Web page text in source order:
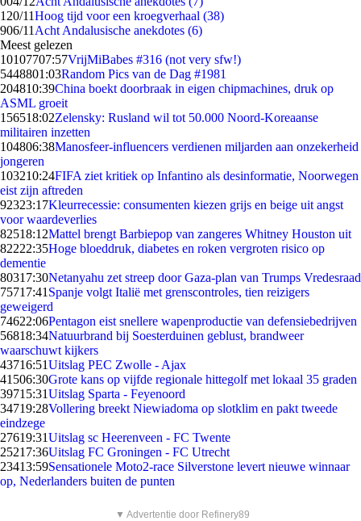
1 20/11Hoog tijd voor een kroegverhaal (38)
906/11 Acht Andalusische anekdotes (6)
Meest gelezen
10107707:57VrijMiBabes #316 (not very sfw!)
5448801:03Random Pics van de Dag #1981
204810:39China boekt doorbraak in eigen chipmachines, druk op
ASML groeit
156518:02Zelensky: Rusland wil tot 50.000 Noord-Koreaanse
militairen inzetten
104806:38Manosfeer-influencers verdienen miljarden aan onzekerheid
jongeren
103210:24FIFA ziet kritiek op Infantino als desinformatie, Noorwegen
eist zijn aftreden
92323:17Kleurrecessie: consumenten kiezen grijs en beige uit angst
voor waardeverlies
82518:12Mattel brengt Barbiepop van zangeres Whitney Houston uit
82222:35Hoge bloeddruk, diabetes en roken vergroten risico op
dementie
80317:30Netanyahu zet streep door Gaza-plan van Trumps Vredesraad
75717:41 Spanje volgt Italië met grenscontroles, tien reizigers
geweigerd
74622:06Pentagon eist snellere wapenproductie van defensiebedrijven
56818:34Natuurbrand bij Soesterduinen geblust, brandweer
waarschuwt kijkers
43716:51Uitslag PEC Zwolle - Ajax
41506:30Grote kans op vijfde regionale hittegolf met lokaal 35 graden
39715:31Uitslag Sparta - Feyenoord
34719:28Vollering breekt Niewiadoma op slotklim en pakt tweede
eindzege
27619:31Uitslag sc Heerenveen - FC Twente
25217:36Uitslag FC Groningen - FC Utrecht
23413:59Sensationele Moto2-race Silverstone levert nieuwe winnaar
op, Nederlanders buiten de punten
▼ Advertentie door Refinery89